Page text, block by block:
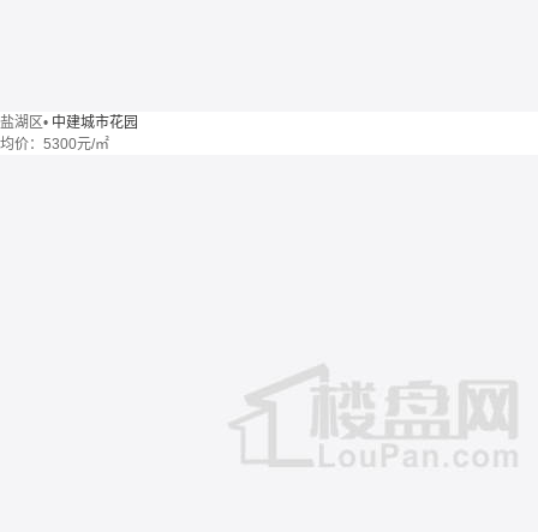
盐湖区• 中建城市花园
均价： 5300元/㎡